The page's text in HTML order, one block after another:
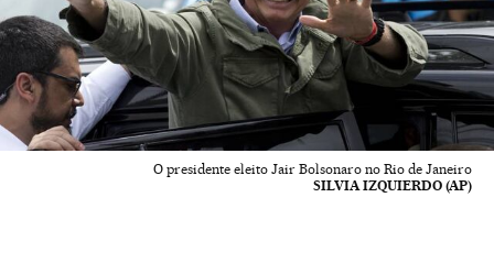
O presidente eleito Jair Bolsonaro no Rio de Janeiro
SILVIA IZQUIERDO (AP)